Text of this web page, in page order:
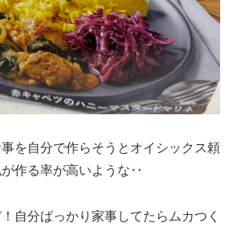
を自分で作らそうとオイシックス頼
作る率が高いような‥
自分ばっかり家事してたらムカつく